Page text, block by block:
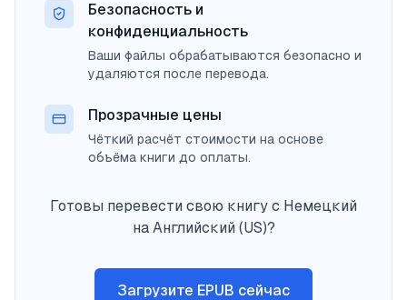
Безопасность и
конфиденциальность
Ваши файлы обрабатываются безопасно и
удаляются после перевода.
Прозрачные цены
Чёткий расчёт стоимости на основе
объёма книги до оплаты.
Готовы перевести свою книгу с Немецкий
на Английский (US)?
Загрузите EPUB сейчас